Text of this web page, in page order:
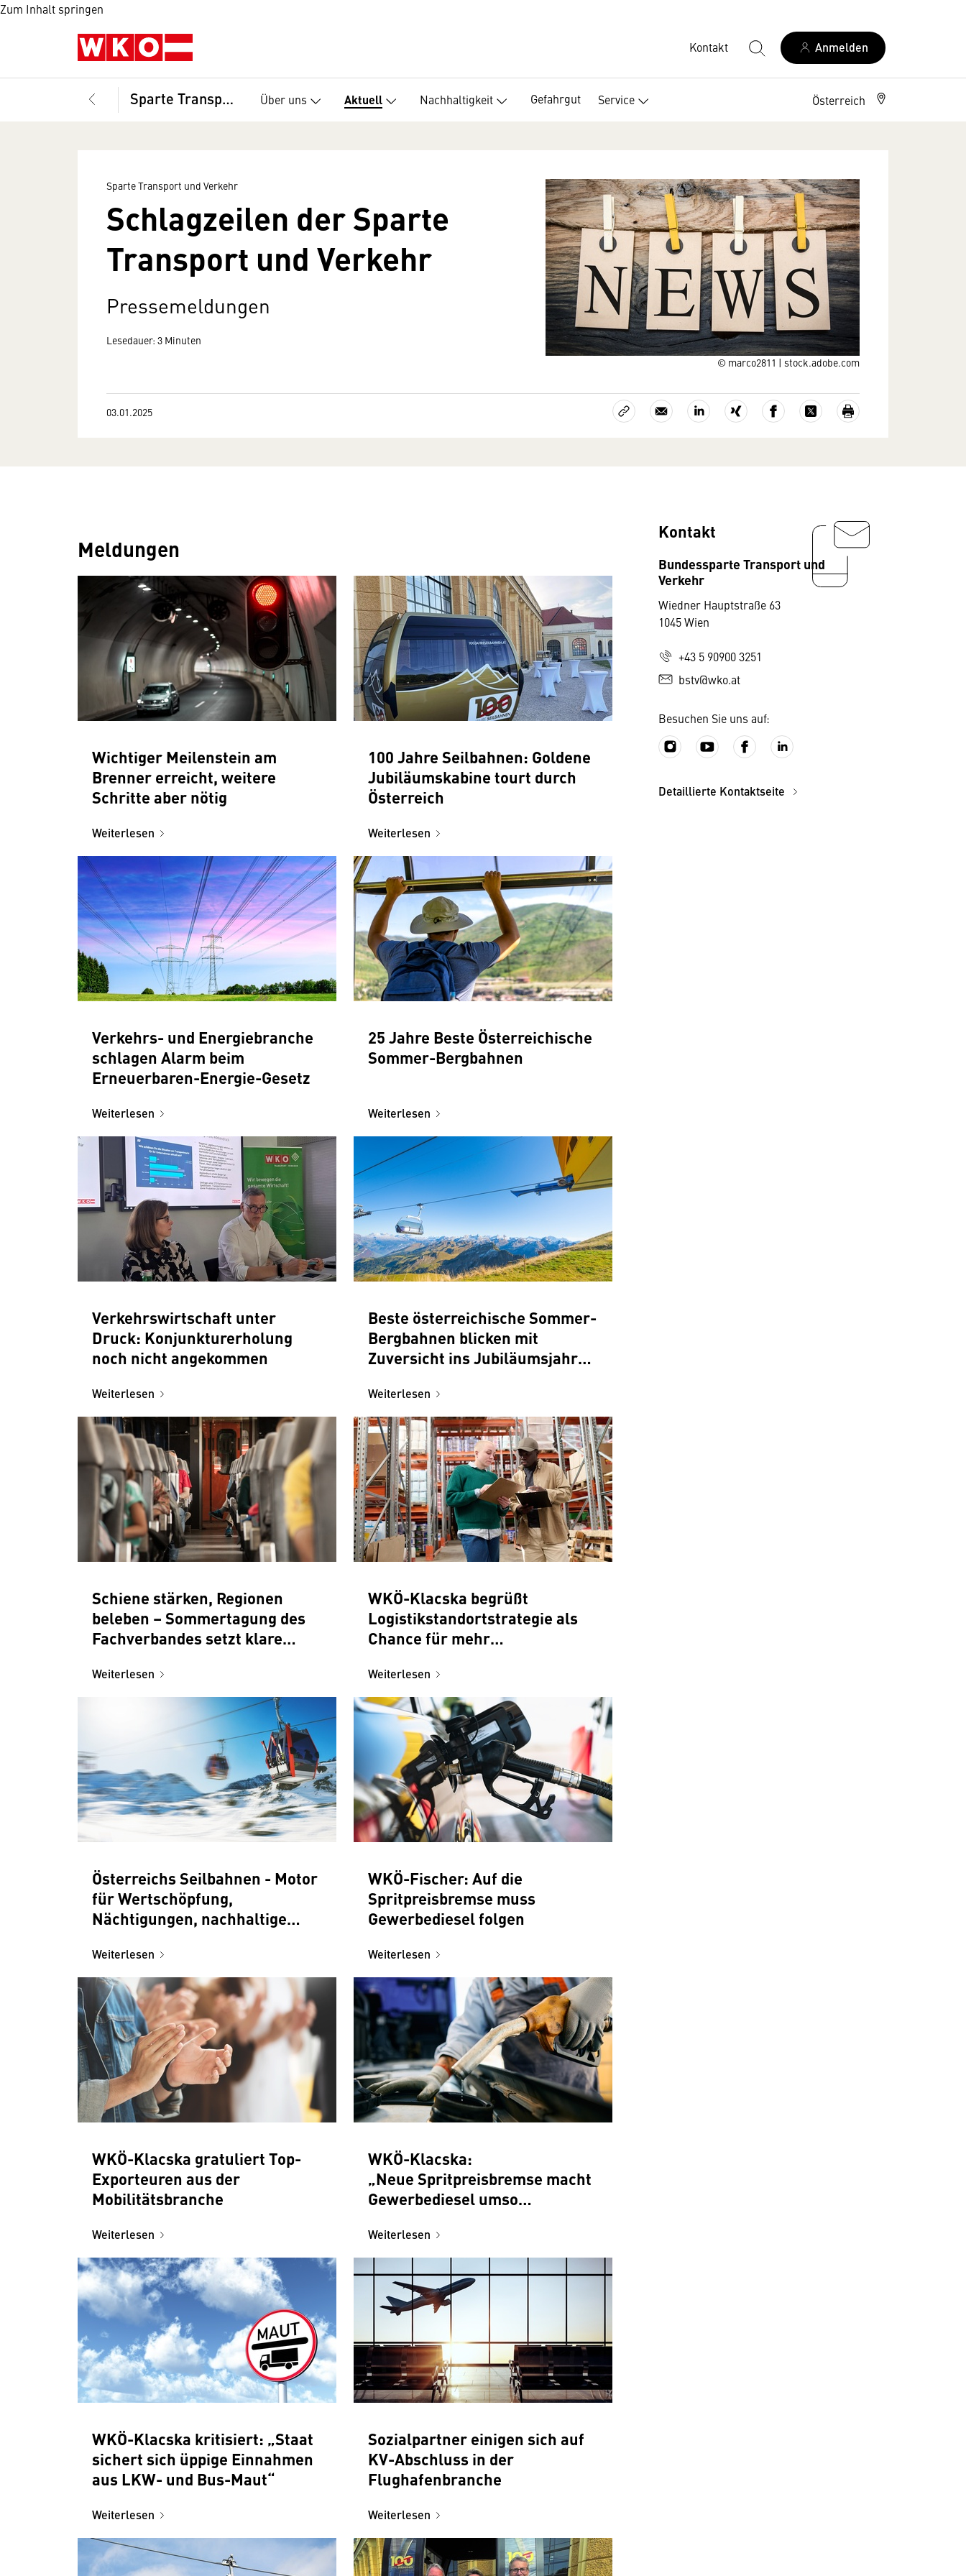
Zum Inhalt springen
Kontakt Anmelden
Sparte Transport und Verkehr Über uns Aktuell Nachhaltigkeit Gefahrgut Service Österreich
© marco2811 | stock.adobe.com
Sparte Transport und Verkehr
Schlagzeilen der Sparte
Transport und Verkehr
Pressemeldungen
Lesedauer: 3 Minuten
03.01.2025
Meldungen
Wichtiger Meilenstein am
Brenner erreicht, weitere
Schritte aber nötig
Weiterlesen
100 Jahre Seilbahnen: Goldene
Jubiläumskabine tourt durch
Österreich
Weiterlesen
Verkehrs- und Energiebranche
schlagen Alarm beim
Erneuerbaren-Energie-Gesetz
Weiterlesen
25 Jahre Beste Österreichische
Sommer-Bergbahnen
Weiterlesen
Verkehrswirtschaft unter
Druck: Konjunkturerholung
noch nicht angekommen
Weiterlesen
Beste österreichische Sommer-
Bergbahnen blicken mit
Zuversicht ins Jubiläumsjahr
Weiterlesen
Schiene stärken, Regionen
beleben – Sommertagung des
Fachverbandes setzt klare
Weiterlesen
WKÖ-Klacska begrüßt
Logistikstandortstrategie als
Chance für mehr
Sichtbarkeit der Branche
Weiterlesen
Österreichs Seilbahnen - Motor
für Wertschöpfung,
Nächtigungen, nachhaltige
Weiterlesen
WKÖ-Fischer: Auf die
Spritpreisbremse muss
Gewerbediesel folgen
Weiterlesen
WKÖ-Klacska gratuliert Top-
Exporteuren aus der
Mobilitätsbranche
Weiterlesen
WKÖ-Klacska:
„Neue Spritpreisbremse macht
Gewerbediesel umso
Weiterlesen
WKÖ-Klacska kritisiert: „Staat
sichert sich üppige Einnahmen
aus LKW- und Bus-Maut“
Weiterlesen
Sozialpartner einigen sich auf
KV-Abschluss in der
Flughafenbranche
Weiterlesen
Kontakt
Bundessparte Transport und
Verkehr
Wiedner Hauptstraße 63
1045 Wien
+43 5 90900 3251
bstv@wko.at
Besuchen Sie uns auf:
Detaillierte Kontaktseite